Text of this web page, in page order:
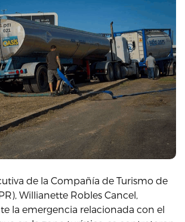
de la Compañía de Turismo de
Willianette Robles Cancel,
la emergencia relacionada con el